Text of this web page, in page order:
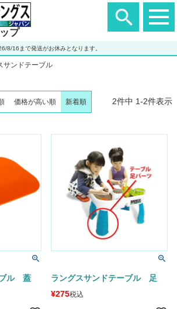
プ
8/16まで発送がお休みとなります。
サンドテーブル
価格が高い順 新着順 2件中 1-2件表示
ブル 蓋
ラングスサンドテーブル 足
¥275税込